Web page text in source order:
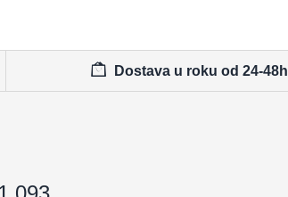
Dostava u roku od 24-48h